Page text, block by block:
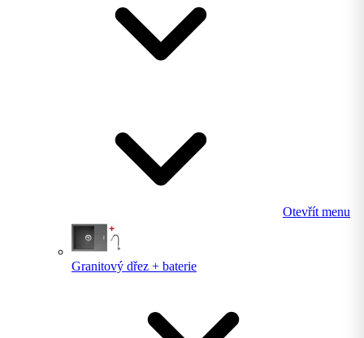
Otevřít menu
Granitový dřez + baterie